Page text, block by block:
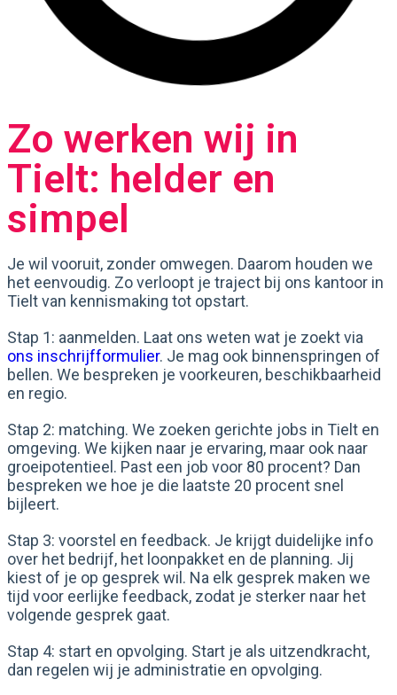
Zo werken wij in
Tielt: helder en
simpel
Je wil vooruit, zonder omwegen. Daarom houden we
het eenvoudig. Zo verloopt je traject bij ons kantoor in
Tielt van kennismaking tot opstart.
Stap 1: aanmelden. Laat ons weten wat je zoekt via
ons inschrijfformulier. Je mag ook binnenspringen of
bellen. We bespreken je voorkeuren, beschikbaarheid
en regio.
Stap 2: matching. We zoeken gerichte jobs in Tielt en
omgeving. We kijken naar je ervaring, maar ook naar
groeipotentieel. Past een job voor 80 procent? Dan
bespreken we hoe je die laatste 20 procent snel
bijleert.
Stap 3: voorstel en feedback. Je krijgt duidelijke info
over het bedrijf, het loonpakket en de planning. Jij
kiest of je op gesprek wil. Na elk gesprek maken we
tijd voor eerlijke feedback, zodat je sterker naar het
volgende gesprek gaat.
Stap 4: start en opvolging. Start je als uitzendkracht,
dan regelen wij je administratie en opvolging.